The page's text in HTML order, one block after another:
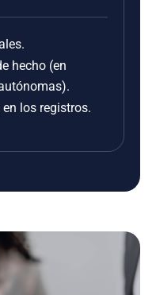
hecho (en
los registros.